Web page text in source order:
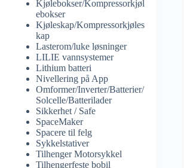
Kjølebokser/Kompressorkjøl
ebokser
Kjøleskap/Kompressorkjøles
kap
Lasterom/luke løsninger
LILIE vannsystemer
Lithium batteri
Nivellering på App
Omformer/Inverter/Batterier/
Solcelle/Batterilader
Sikkerhet / Safe
SpaceMaker
Spacere til felg
Sykkelstativer
Tilhenger Motorsykkel
Tilhengerfeste bobil